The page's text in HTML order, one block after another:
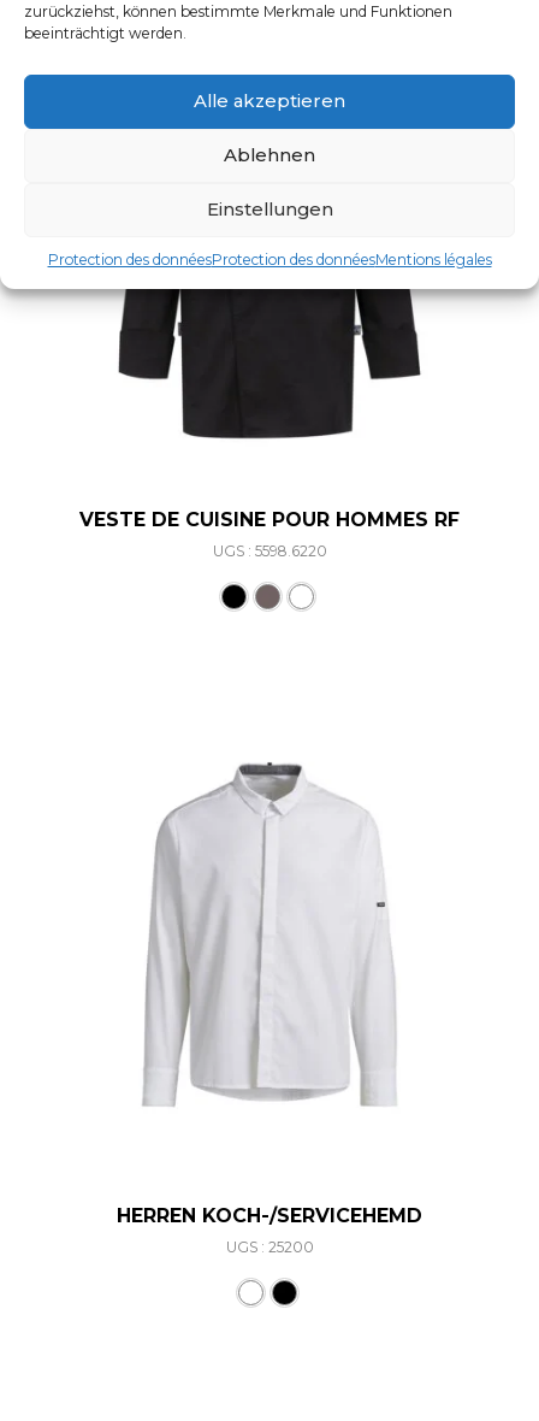
zurückziehst, können bestimmte Merkmale und Funktionen
beeinträchtigt werden.
Alle akzeptieren
Ablehnen
Einstellungen
Protection des donnéesProtection des donnéesMentions légales
VESTE DE CUISINE POUR HOMMES RF
UGS : 5598.6220
HERREN KOCH-/SERVICEHEMD
UGS : 25200